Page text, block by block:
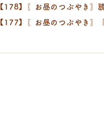
【178】〖お昼のつぶやき〗読売新
【177】〖お昼のつぶやき〗